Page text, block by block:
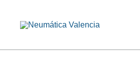
contenido